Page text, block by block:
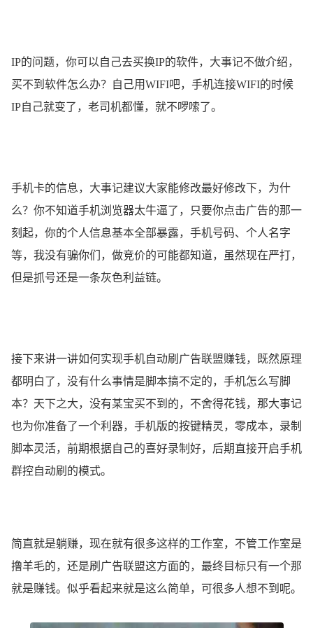
IP的问题，你可以自己去买换IP的软件，大事记不做介绍，
买不到软件怎么办？自己用WIFI吧，手机连接WIFI的时候
IP自己就变了，老司机都懂，就不啰嗦了。
手机卡的信息，大事记建议大家能修改最好修改下，为什
么？你不知道手机浏览器太牛逼了，只要你点击广告的那一
刻起，你的个人信息基本全部暴露，手机号码、个人名字
等，我没有骗你们，做竞价的可能都知道，虽然现在严打，
但是抓号还是一条灰色利益链。
接下来讲一讲如何实现手机自动刷广告联盟赚钱，既然原理
都明白了，没有什么事情是脚本搞不定的，手机怎么写脚
本？天下之大，没有某宝买不到的，不舍得花钱，那大事记
也为你准备了一个利器，手机版的按键精灵，零成本，录制
脚本灵活，前期根据自己的喜好录制好，后期直接开启手机
群控自动刷的模式。
简直就是躺赚，现在就有很多这样的工作室，不管工作室是
撸羊毛的，还是刷广告联盟这方面的，最终目标只有一个那
就是赚钱。似乎看起来就是这么简单，可很多人想不到呢。